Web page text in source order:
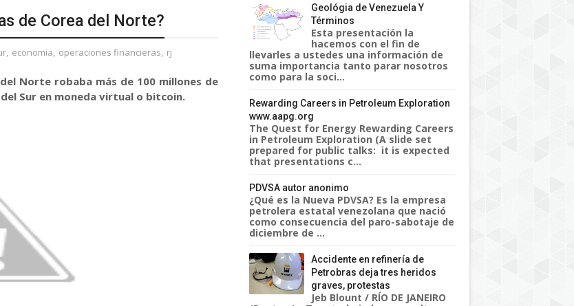
de Corea del Norte?
, economia, operaciones financieras, rj
Norte robaba más de 100 millones de
Sur en moneda virtual o bitcoin.
Geológia de Venezuela Y
Términos
Esta presentación la
hacemos con el fin de
llevarles a ustedes una información de
suma importancia tanto parar nosotros
como para la soci...
Rewarding Careers in Petroleum Exploration
www.aapg.org
The Quest for Energy Rewarding Careers
in Petroleum Exploration (A slide set
prepared for public talks: it is expected
that presentations c...
PDVSA autor anonimo
¿Qué es la Nueva PDVSA? Es la empresa
petrolera estatal venezolana que nació
como consecuencia del paro-sabotaje de
diciembre de ...
Accidente en refinería de
Petrobras deja tres heridos
graves, protestas
Jeb Blount / RÍO DE JANEIRO